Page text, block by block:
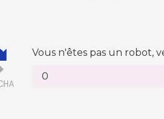
Vous n'êtes pas un robot,